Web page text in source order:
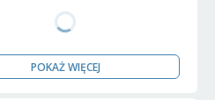
POKAŻ WIĘCEJ